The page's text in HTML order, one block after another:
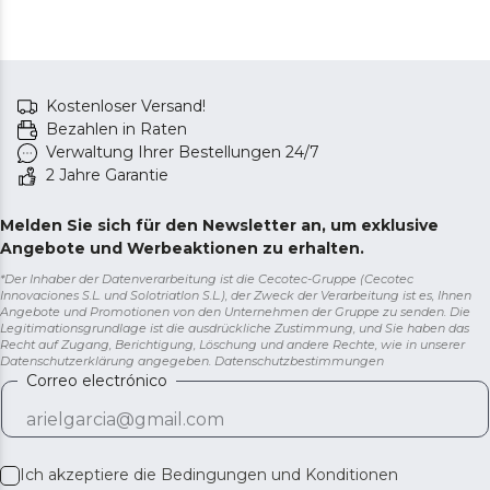
Kostenloser Versand!
Bezahlen in Raten
Verwaltung Ihrer Bestellungen 24/7
2 Jahre Garantie
Melden Sie sich für den Newsletter an, um exklusive
Angebote und Werbeaktionen zu erhalten.
*Der Inhaber der Datenverarbeitung ist die Cecotec-Gruppe (Cecotec
Innovaciones S.L. und Solotriatlon S.L.), der Zweck der Verarbeitung ist es, Ihnen
Angebote und Promotionen von den Unternehmen der Gruppe zu senden. Die
Legitimationsgrundlage ist die ausdrückliche Zustimmung, und Sie haben das
Recht auf Zugang, Berichtigung, Löschung und andere Rechte, wie in unserer
Datenschutzerklärung angegeben. Datenschutzbestimmungen
Correo electrónico
Ich akzeptiere die Bedingungen und Konditionen